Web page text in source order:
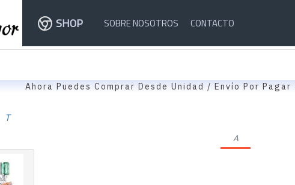
SHOP SOBRE NOSOTROS CONTACTO
Ahora Puedes Comprar Desde Unidad / Envío Por Pagar
T
A